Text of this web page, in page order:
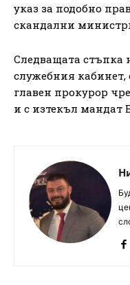
указ за подобно
скандални
Следващата стъпка
служебния кабинет,
главен прокурор
и с изтекъл мандат